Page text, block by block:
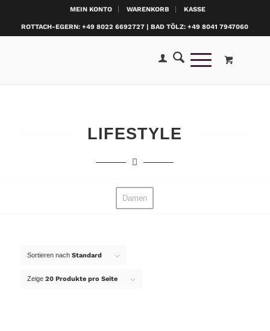
MEIN KONTO WARENKORB KASSE
ROTTACH-EGERN: +49 8022 6692727 | BAD TÖLZ: +49 8041 7947060
LIFESTYLE
Damen
Sortieren nach Standard
Zeige 20 Produkte pro Seite